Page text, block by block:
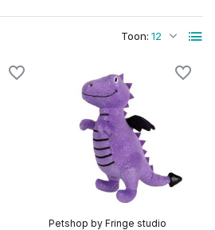
Toon:
Petshop by Fringe studio